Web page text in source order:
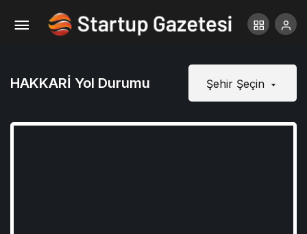
HAKKARİ Yol Durumu Şehir Şeçin